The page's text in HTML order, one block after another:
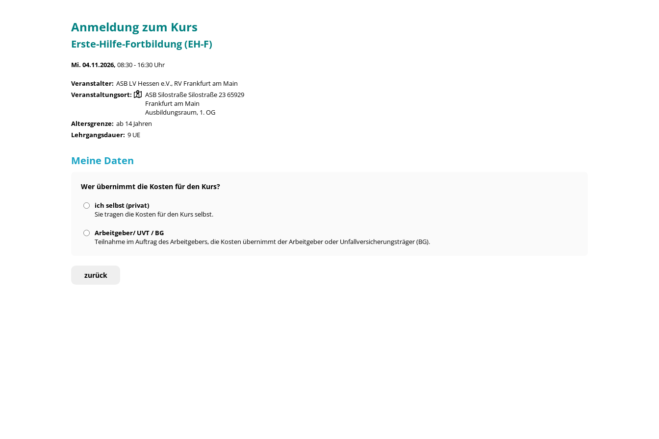
Anmeldung zum Kurs
Erste-Hilfe-Fortbildung (EH-F)
Mi. 04.11.2026,08:30 - 16:30 Uhr
Veranstalter: ASB LV Hessen e.V., RV Frankfurt am Main
Veranstaltungsort:
ASB Silostraße Silostraße 23 65929
Frankfurt am Main
Ausbildungsraum, 1. OG
Altersgrenze: ab 14 Jahren
Lehrgangsdauer: 9 UE
Meine Daten
Wer übernimmt die Kosten für den Kurs?
ich selbst (privat)
Sie tragen die Kosten für den Kurs selbst.
Arbeitgeber/ UVT / BG
Teilnahme im Auftrag des Arbeitgebers, die Kosten übernimmt der Arbeitgeber oder Unfallversicherungsträger (BG).
zurück